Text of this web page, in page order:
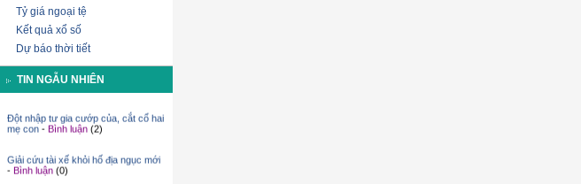
Tỷ giá ngoại tệ
Kết quả xổ số
Dự báo thời tiết
TIN NGẪU NHIÊN
Đứa con da trắng bất ngờ của cặp
Hàng triệu con ếch đổ bộ lên đường
Đột nhập tư gia cướp của, cắt cổ hai
Giải cứu tài xế khỏi hố địa ngục mới